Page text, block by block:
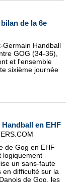
de la 6e
Germain Handball
GOG (34-36),
et l'ensemble
sixième journée
en EHF
de Gog en EHF
logiquement
un sans-faute
en difficulté sur la
de Gog, les